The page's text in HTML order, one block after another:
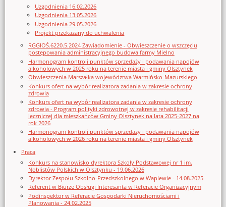
Uzgodnienia 16.02.2026
Uzgodnienia 13.05.2026
Uzgodnienia 29.05.2026
Projekt przekazany do uchwalenia
RGGIOŚ.6220.5.2024 Zawiadomienie - Obwieszczenie o wszczęciu
postępowania administracyjnego budowa farmy Mielno
Harmonogram kontroli punktów sprzedaży i podawania napojów
alkoholowych w 2025 roku na terenie miasta i gminy Olsztynek
Obwieszczenia Marszałka województwa Warmińsko-Mazurskiego
Konkurs ofert na wybór realizatora zadania w zakresie ochrony
zdrowia
Konkurs ofert na wybór realizatora zadania w zakresie ochrony
zdrowia - Program polityki zdrowotnej w zakresie rehabilitacji
leczniczej dla mieszkańców Gminy Olsztynek na lata 2025-2027 na
rok 2026
Harmonogram kontroli punktów sprzedaży i podawania napojów
alkoholowych w 2026 roku na terenie miasta i gminy Olsztynek
Praca
Konkurs na stanowisko dyrektora Szkoły Podstawowej nr 1 im.
Noblistów Polskich w Olsztynku - 19.06.2026
Dyrektor Zespołu Szkolno-Przedszkolnego w Waplewie - 14.08.2025
Referent w Biurze Obsługi Interesanta w Referacie Organizacyjnym
Podinspektor w Referacie Gospodarki Nieruchomościami i
Planowania - 24.02.2025